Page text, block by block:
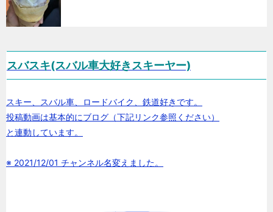
スバスキ(スバル車大好きスキーヤー)
スキー、スバル車、ロードバイク、鉄道好きです。
投稿動画は基本的にブログ（下記リンク参照ください）
と連動しています。
※ 2021/12/01 チャンネル名変えました。